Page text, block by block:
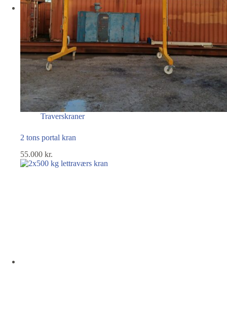
Traverskraner
2 tons portal kran
55.000 kr.